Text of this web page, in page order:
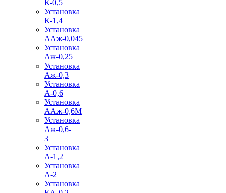
К-0,5
Установка
К-1,4
Установка
ААж-0,045
Установка
Аж-0,25
Установка
Аж-0,3
Установка
А-0,6
Установка
ААж-0,6М
Установка
Аж-0,6-
3
Установка
А-1,2
Установка
А-2
Установка